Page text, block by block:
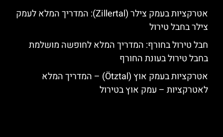
אטרקציות בעמק צילר (Zillertal): המדריך המלא לעמק
צילר בחבל טירול
חבל טירול בחורף: המדריך המלא לחופשה מושלמת
בחבל טירול בעונת החורף
אטרקציות בעמק אוץ (Ötztal) – המדריך המלא
לאטרקציות – עמק אוץ בטירול